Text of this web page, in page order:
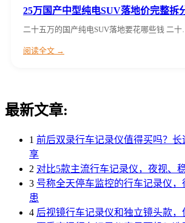
25万国产中型纯电SUV落地价完整拆
二十五万的国产纯电SUV落地要花哪些钱 二十…
阅读全文 →
最新文章:
1 前后双录行车记录仪值得买吗？长
享
2 对比5款主流行车记录仪，夜视、
3 号称全天停车监控的行车记录仪
患
4 后视镜行车记录仪和独立镜头款，